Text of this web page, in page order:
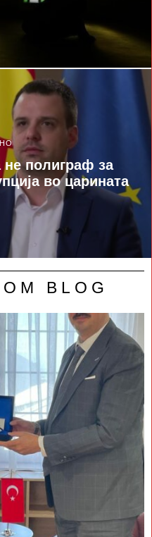
не полиграф за
во царината
BLOG